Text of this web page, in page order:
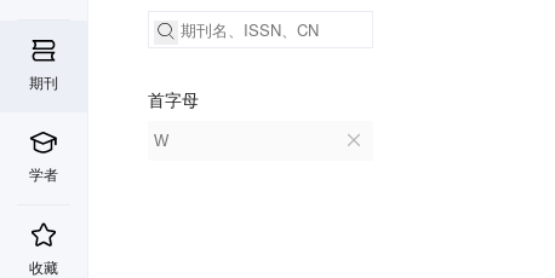
期刊
学者
收藏
首字母
W